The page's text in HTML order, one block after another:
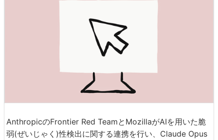
AnthropicのFrontier Red TeamとMozillaがAIを用いた脆
弱(ぜいじゃく)性検出に関する連携を行い、Claude Opus